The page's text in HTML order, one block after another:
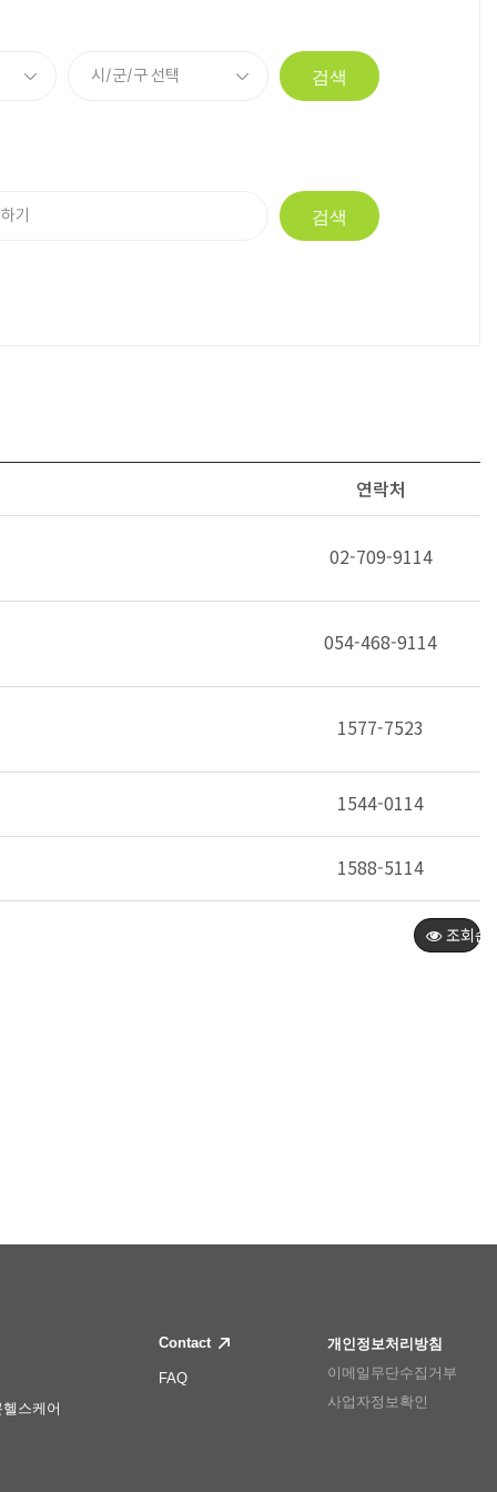
검색
검색
연락처
02-709-9114
054-468-9114
1577-7523
1544-0114
1588-5114
조회순
스케어
Contact
FAQ
개인정보처리방침
이메일무단수집거부
사업자정보확인